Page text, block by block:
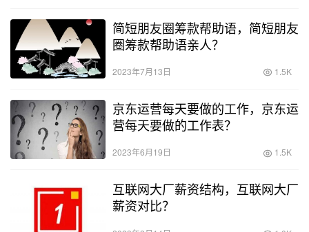
简短朋友圈筹款帮助语，简短朋友
圈筹款帮助语亲人？
2023年7月13日 1.5K
京东运营每天要做的工作，京东运
营每天要做的工作表？
2023年6月19日 1.5K
互联网大厂薪资结构，互联网大厂
薪资对比？